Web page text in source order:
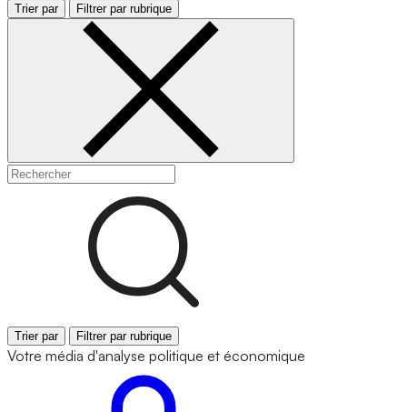
Trier par Filtrer par rubrique
Trier par Filtrer par rubrique
Votre média d'analyse politique et économique